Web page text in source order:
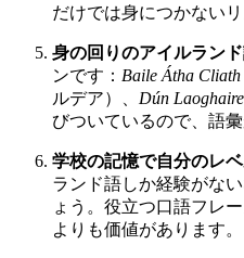
だけでは身につかない
身の回りのアイルランド
ンです： Baile Átha Cliath
ルデア）、 Dún Laoghaire
びついているので、語
学校の記憶で自分のレベ
ランド語しか経験がな
ょう。役立つ口語フレ
よりも価値があります。